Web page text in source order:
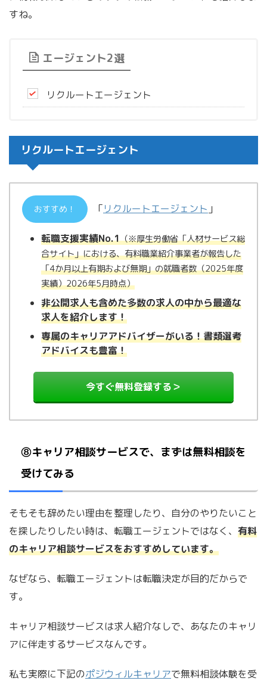
すね。
エージェント2選
リクルートエージェント
リクルートエージェント
おすすめ！ 「リクルートエージェント 」
転職支援実績No.1（※厚生労働省「人材サービス総
合サイト」における、有料職業紹介事業者が報告した
「4か月以上有期および無期」の就職者数（2025年度
実績）2026年5月時点）
非公開求人も含めた多数の求人の中から最適な
求人を紹介します！
専属のキャリアアドバイザーがいる！書類選考
アドバイスも豊富！
今すぐ無料登録する＞
⑧キャリア相談サービスで、まずは無料相談を
受けてみる
そもそも辞めたい理由を整理したり、自分のやりたいこと
を探したりしたい時は、転職エージェントではなく、 有料
のキャリア相談サービスをおすすめしています。
なぜなら、転職エージェントは転職決定が目的だからで
す。
キャリア相談サービスは求人紹介なしで、あなたのキャリ
アに伴走するサービスなんです。
私も実際に下記のポジウィルキャリアで無料相談体験を受